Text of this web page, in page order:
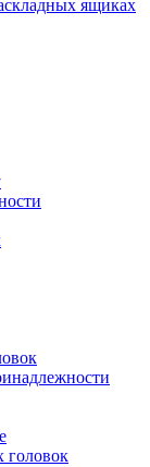
ящиках
головок